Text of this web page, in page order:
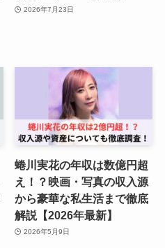
2026年7月23日
蜷川実花の年収は数億円超
え！？映画・写真の収入源
から豪華な私生活まで徹底
解説【2026年最新】
2026年5月9日